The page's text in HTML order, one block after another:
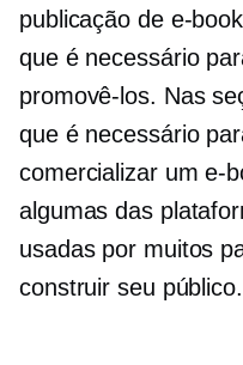
publicação de e-
que é necessário
promovê-los. Nas
que é necessário
comercializar um e-
algumas das
usadas por muitos
construir seu público.